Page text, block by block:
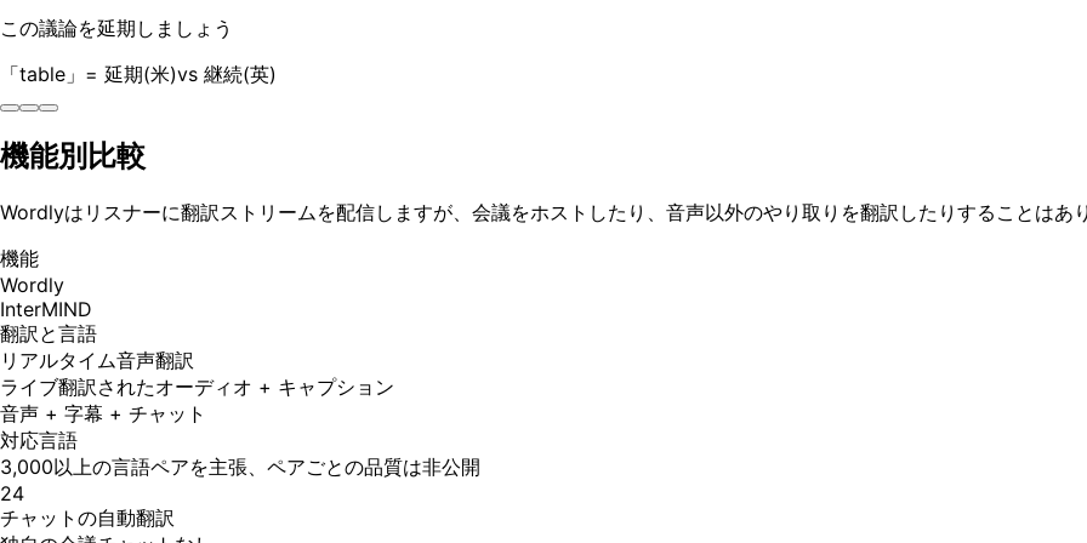
この議論を延期しましょう
「table」= 延期(米)vs 継続(英)
機能別比較
Wordlyはリスナーに翻訳ストリームを配信しますが、会議をホストしたり、音声以外のやり取りを翻訳したりすることはあ
機能
Wordly
InterMIND
翻訳と言語
リアルタイム音声翻訳
ライブ翻訳されたオーディオ + キャプション
音声 + 字幕 + チャット
対応言語
3,000以上の言語ペアを主張、ペアごとの品質は非公開
24
チャットの自動翻訳